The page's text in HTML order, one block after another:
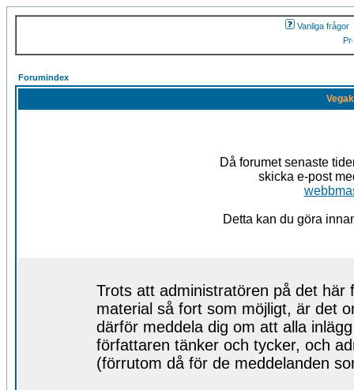
Vanliga frågor
Forumindex
Då forumet senaste
skicka e-post
Detta kan du göra
Trots att administratören på det
material så fort som möjligt, är det
därför meddela dig om att alla
författaren tänker och tycker, och
(förrutom då för de meddelanden